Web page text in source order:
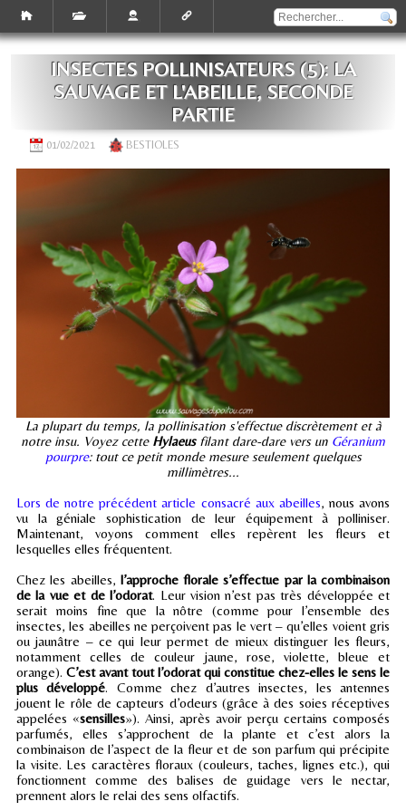
INSECTES POLLINISATEURS (5): LA
SAUVAGE ET L'ABEILLE, SECONDE
PARTIE
01/02/2021 BESTIOLES
La plupart du temps, la pollinisation s'effectue discrètement et à
notre insu. Voyez cette Hylaeusfilant dare-dare vers un Géranium
pourpre: tout ce petit monde mesure seulement quelques
millimètres...
Lors de notre précédent article consacré aux abeilles, nous avons
vu la géniale sophistication de leur équipement à polliniser.
Maintenant, voyons comment elles repèrent les fleurs et
lesquelles elles fréquentent.
Chez les abeilles, l’approche florale s’effectue par la combinaison
de la vue et de l’odorat. Leur vision n’est pas très développée et
serait moins fine que la nôtre (comme pour l’ensemble des
insectes, les abeilles ne perçoivent pas le vert – qu’elles voient gris
ou jaunâtre – ce qui leur permet de mieux distinguer les fleurs,
notamment celles de couleur jaune, rose, violette, bleue et
orange). C’est avant tout l’odorat qui constitue chez-elles le sens le
plus développé. Comme chez d’autres insectes, les antennes
jouent le rôle de capteurs d’odeurs (grâce à des soies réceptives
appelées «sensilles»). Ainsi, après avoir perçu certains composés
parfumés, elles s’approchent de la plante et c’est alors la
combinaison de l’aspect de la fleur et de son parfum qui précipite
la visite. Les caractères floraux (couleurs, taches, lignes etc.), qui
fonctionnent comme des balises de guidage vers le nectar,
prennent alors le relai des sens olfactifs.